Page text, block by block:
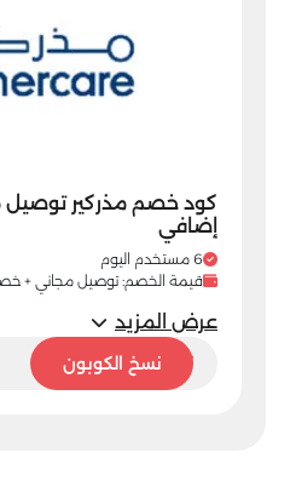
إضافي
6 مستخدم اليوم
قيمة الخصم: توصيل مجاني + خصم 10%
عرض المزيد
PFHRFنسخ الكوبون